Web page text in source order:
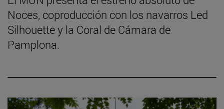
Noces, coproducción con los navarros Led
Silhouette y la Coral de Cámara de
Pamplona.